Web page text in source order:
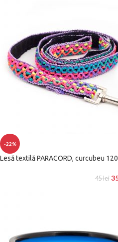
-22%
Lesă textilă PARACORD, curcubeu
45lei